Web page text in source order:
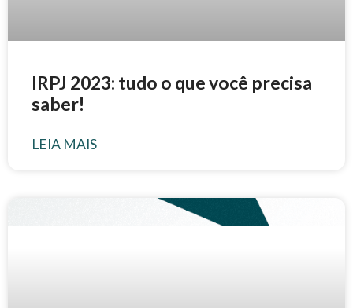
IRPJ 2023: tudo o que você precisa
saber!
LEIA MAIS